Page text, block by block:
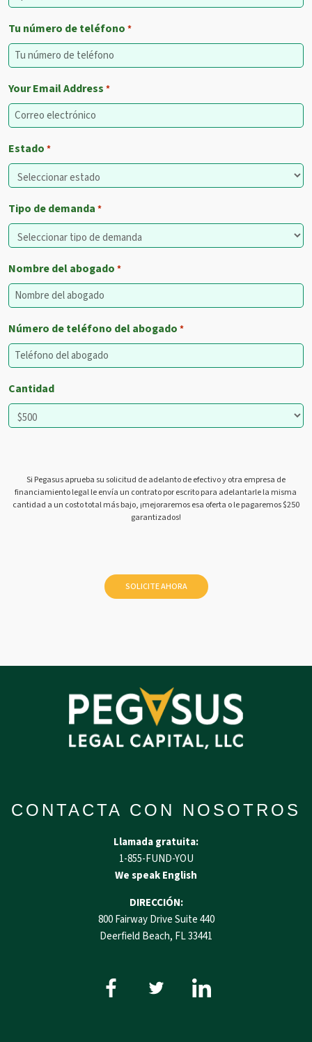
Tu número de teléfono *
Your Email Address *
Estado *
Tipo de demanda *
Nombre del abogado *
Número de teléfono del abogado *
Cantidad
Si Pegasus aprueba su solicitud de adelanto de efectivo y otra empresa de
financiamiento legal le envía un contrato por escrito para adelantarle la misma
cantidad a un costo total más bajo, ¡mejoraremos esa oferta o le pagaremos $250
garantizados!
CONTACTA CON NOSOTROS
Llamada gratuita:
1-855-FUND-YOU
We speak English
DIRECCIÓN:
800 Fairway Drive Suite 440
Deerfield Beach, FL 33441